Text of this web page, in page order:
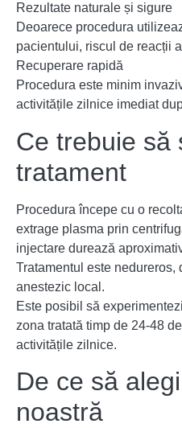
Rezultate naturale și sigure
Deoarece procedura
pacientului, riscul de reacții
Recuperare rapidă
Procedura este minim
activitățile zilnice imediat
Ce trebuie să
tratament
Procedura începe cu o
extrage plasma prin
injectare durează
Tratamentul este nedureros,
anestezic local.
Este posibil să
zona tratată timp de 24-48
activitățile zilnice.
De ce să
noastră